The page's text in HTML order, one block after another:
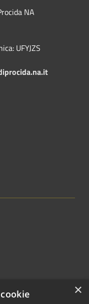
NA
UFYJZS
×